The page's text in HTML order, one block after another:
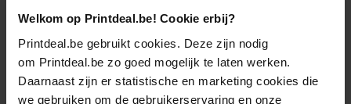
Welkom op Printdeal.be! Cookie erbij?
Printdeal.be gebruikt cookies. Deze zijn nodig
om Printdeal.be zo goed mogelijk te laten werken.
Daarnaast zijn er statistische en marketing cookies die
we gebruiken om de gebruikerservaring en onze